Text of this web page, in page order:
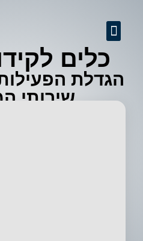
כלים
הגדלת
שירותי